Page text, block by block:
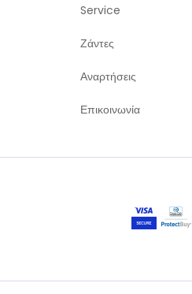
Service
Ζάντες
Αναρτήσεις
Επικοινωνία